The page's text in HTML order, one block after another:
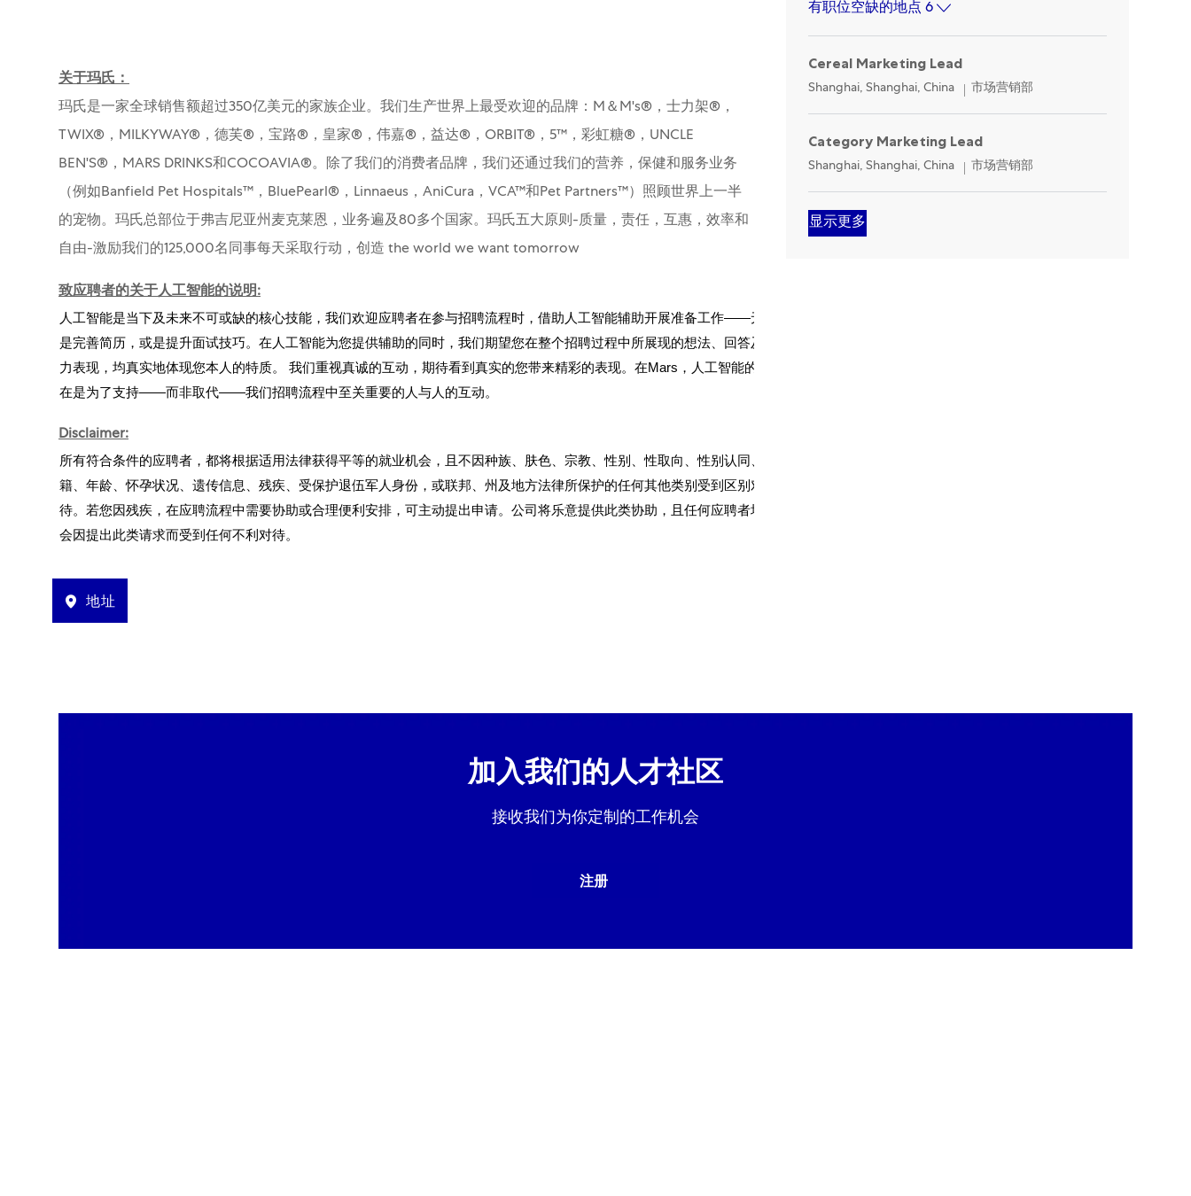
关于玛氏：
玛氏是一家全球销售额超过350亿美元的家族企业。我们生产世界上最受欢迎的品牌：M＆M's®，士力架®，
TWIX®，MILKYWAY®，德芙®，宝路®，皇家®，伟嘉®，益达®，ORBIT®，5™，彩虹糖®，UNCLE
BEN'S®，MARS DRINKS和COCOAVIA®。除了我们的消费者品牌，我们还通过我们的营养，保健和服务业务
（例如Banfield Pet Hospitals™，BluePearl®，Linnaeus，AniCura，VCA™和Pet Partners™）照顾世界上一半
的宠物。玛氏总部位于弗吉尼亚州麦克莱恩，业务遍及80多个国家。玛氏五大原则-质量，责任，互惠，效率和
自由-激励我们的125,000名同事每天采取行动，创造 the world we want tomorrow
致应聘者的关于人工智能的说明:
人工智能是当下及未来不可或缺的核心技能，我们欢迎应聘者在参与招聘流程时，借助人工智能辅助开展准备工作——无论
是完善简历，或是提升面试技巧。在人工智能为您提供辅助的同时，我们期望您在整个招聘过程中所展现的想法、回答及能
力表现，均真实地体现您本人的特质。 我们重视真诚的互动，期待看到真实的您带来精彩的表现。在Mars，人工智能的存
在是为了支持——而非取代——我们招聘流程中至关重要的人与人的互动。
Disclaimer:
所有符合条件的应聘者，都将根据适用法律获得平等的就业机会，且不因种族、肤色、宗教、性别、性取向、性别认同、国
籍、年龄、怀孕状况、遗传信息、残疾、受保护退伍军人身份，或联邦、州及地方法律所保护的任何其他类别受到区别对
待。若您因残疾，在应聘流程中需要协助或合理便利安排，可主动提出申请。公司将乐意提供此类协助，且任何应聘者均不
会因提出此类请求而受到任何不利对待。
地址
有职位空缺的地点 6
Cereal Marketing Lead
Location
Shanghai, Shanghai, China Category
市场营销部
Category Marketing Lead
Location
Shanghai, Shanghai, China Category
市场营销部
显示更多
加入我们的人才社区
接收我们为你定制的工作机会
注册